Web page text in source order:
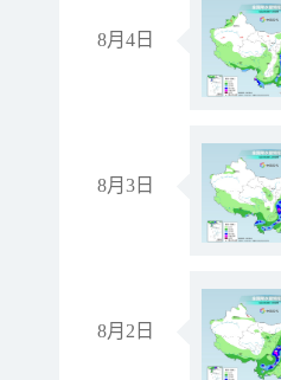
8月4日
8月3日
8月2日